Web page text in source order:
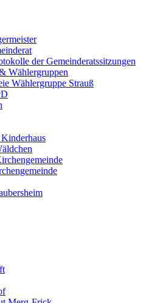
der Gemeinderatssitzungen
Wählergruppen
Wählergruppe Strauß